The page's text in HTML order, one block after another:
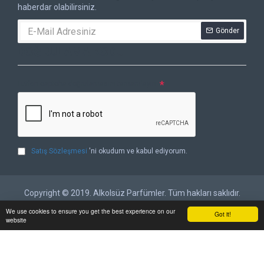
Got it!
We use cookies to ensure you get the best experience on our
website
haberdar olabilirsiniz.
Gönder
Satış Sözleşmesi 'ni okudum ve kabul ediyorum.
Copyright © 2019. Alkolsüz Parfümler. Tüm hakları saklıdır.
Giriş Yap İletişim Bizi Arayın